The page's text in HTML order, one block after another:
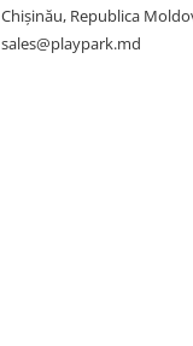
Chișinău, Republica
sales@playpark.md